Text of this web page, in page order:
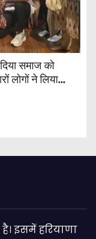
समाज को
लोगों ने लिया
इसमें हरियाणा